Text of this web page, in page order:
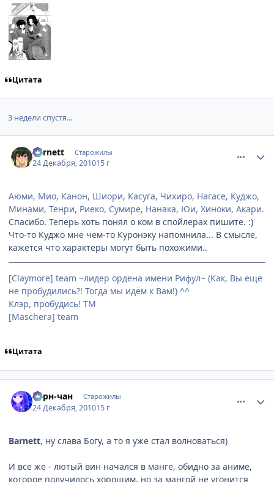
Цитата
3 недели спустя...
Barnett Старожилы
24 Декабря, 201015 г
Аюми, Мио, Канон, Шиори, Касуга, Чихиро, Нагасе, Куджо,
Минами, Тенри, Риеко, Сумире, Нанака, Юи, Хиноки, Акари.
Спасибо. Теперь хоть понял о ком в спойлерах пишите. :)
Что-то Куджо мне чем-то Куронэку напомнила... В смысле,
кажется что характеры могут быть похожими..
[Claymore] team ~лидер ордена имени Рифул~ (Как, Вы ещё
не пробудились?! Тогда мы идём к Вам!) ^^
Клэр, пробудись! ТМ
[Maschera] team
Цитата
Берн-чан Старожилы
24 Декабря, 201015 г
Barnett, ну слава Богу, а то я уже стал волноваться)
И все же - лютый вин начался в манге, обидно за аниме,
котоpое получилось хоpошим, но за мангой не угонится